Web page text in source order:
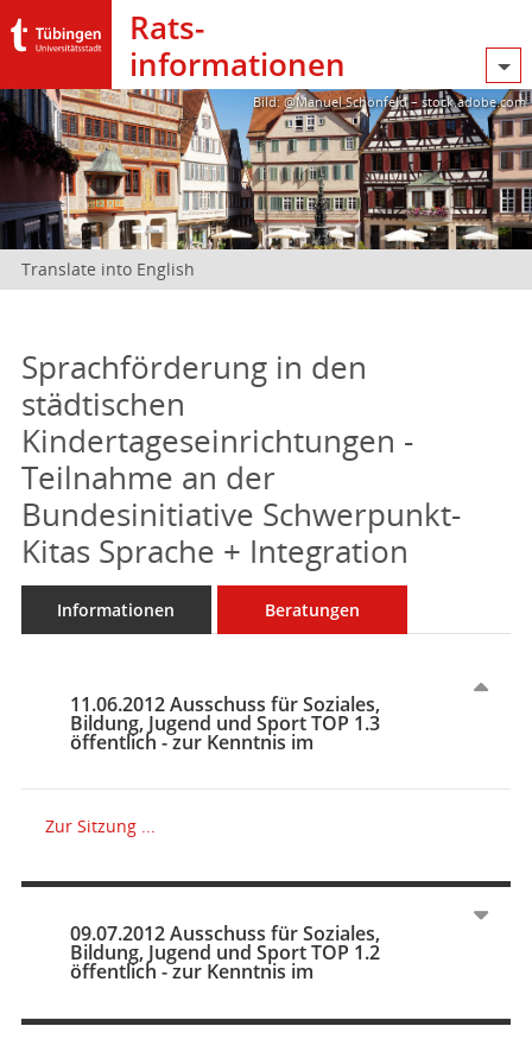
Rats­
informationen
Bild: @Manuel Schönfeld – stock.adobe.com
Translate into English
Sprachförderung in den
städtischen
Kindertageseinrichtungen -
Teilnahme an der
Bundesinitiative Schwerpunkt-
Kitas Sprache + Integration
Informationen Beratungen
11.06.2012 Ausschuss für Soziales,
Bildung, Jugend und Sport TOP 1.3
öffentlich - zur Kenntnis im
Zur Sitzung ...
09.07.2012 Ausschuss für Soziales,
Bildung, Jugend und Sport TOP 1.2
öffentlich - zur Kenntnis im